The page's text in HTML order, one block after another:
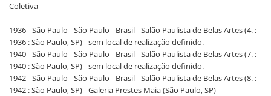
Coletiva
1936 - São Paulo - São Paulo - Brasil - Salão Paulista de Belas Artes (4. :
1936 : São Paulo, SP) - sem local de realização definido.
1940 - São Paulo - São Paulo - Brasil - Salão Paulista de Belas Artes (7. :
1940 : São Paulo, SP) - sem local de realização definido.
1942 - São Paulo - São Paulo - Brasil - Salão Paulista de Belas Artes (8. :
1942 : São Paulo, SP) - Galeria Prestes Maia (São Paulo, SP)